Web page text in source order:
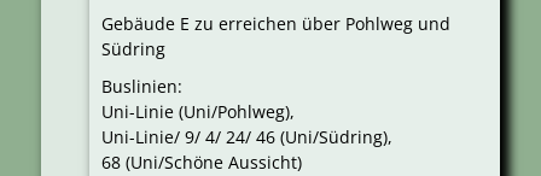
Gebäude E zu erreichen über Pohlweg und
Südring
Buslinien:
Uni-Linie (Uni/Pohlweg),
Uni-Linie/ 9/ 4/ 24/ 46 (Uni/Südring),
68 (Uni/Schöne Aussicht)